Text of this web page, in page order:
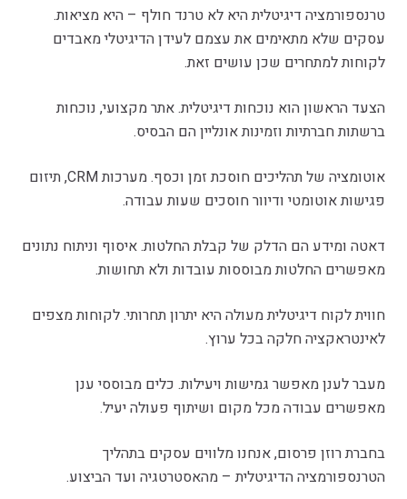
טרנספורמציה דיגיטלית היא לא טרנד חולף – היא מציאות.
עסקים שלא מתאימים את עצמם לעידן הדיגיטלי מאבדים
לקוחות למתחרים שכן עושים זאת.
הצעד הראשון הוא נוכחות דיגיטלית. אתר מקצועי, נוכחות
ברשתות חברתיות וזמינות אונליין הם הבסיס.
אוטומציה של תהליכים חוסכת זמן וכסף. מערכות CRM, תיזום
פגישות אוטומטי ודיוור חוסכים שעות עבודה.
דאטה ומידע הם הדלק של קבלת החלטות. איסוף וניתוח נתונים
מאפשרים החלטות מבוססות עובדות ולא תחושות.
חווית לקוח דיגיטלית מעולה היא יתרון תחרותי. לקוחות מצפים
לאינטראקציה חלקה בכל ערוץ.
מעבר לענן מאפשר גמישות ויעילות. כלים מבוססי ענן
מאפשרים עבודה מכל מקום ושיתוף פעולה יעיל.
בחברת רוזן פרסום, אנחנו מלווים עסקים בתהליך
הטרנספורמציה הדיגיטלית – מהאסטרטגיה ועד הביצוע.